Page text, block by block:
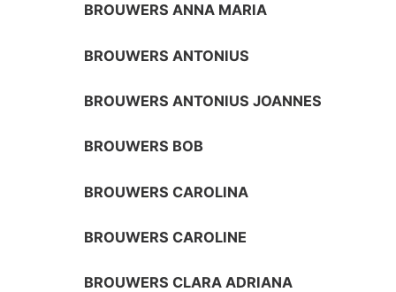
BROUWERS ANNA MARIA
BROUWERS ANTONIUS
BROUWERS ANTONIUS JOANNES
BROUWERS BOB
BROUWERS CAROLINA
BROUWERS CAROLINE
BROUWERS CLARA ADRIANA